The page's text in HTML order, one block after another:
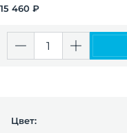
15 460 ₽
Цвет: